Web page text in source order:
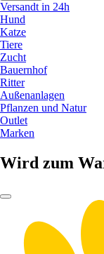
Versandt in 24h
Hund
Katze
Tiere
Zucht
Bauernhof
Ritter
Außenanlagen
Pflanzen und Natur
Outlet
Marken
Wird zum